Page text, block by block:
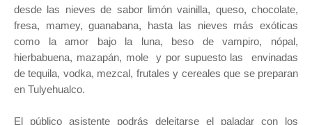
desde las nieves de sabor limón vainilla, queso, chocolate,
fresa, mamey, guanabana, hasta las nieves más exóticas
como la amor bajo la luna, beso de vampiro, nópal,
hierbabuena, mazapán, mole y por supuesto las envinadas
de tequila, vodka, mezcal, frutales y cereales que se preparan
en Tulyehualco.
El público asistente podrás deleitarse el paladar con los